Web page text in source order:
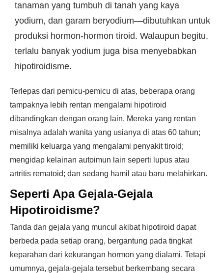
tanaman yang tumbuh di tanah yang kaya
yodium, dan garam beryodium—dibutuhkan untuk
produksi hormon-hormon tiroid. Walaupun begitu,
terlalu banyak yodium juga bisa menyebabkan
hipotiroidisme.
Terlepas dari pemicu-pemicu di atas, beberapa orang
tampaknya lebih rentan mengalami hipotiroid
dibandingkan dengan orang lain. Mereka yang rentan
misalnya adalah wanita yang usianya di atas 60 tahun;
memiliki keluarga yang mengalami penyakit tiroid;
mengidap kelainan autoimun lain seperti lupus atau
artritis rematoid; dan sedang hamil atau baru melahirkan.
Seperti Apa Gejala-Gejala
Hipotiroidisme?
Tanda dan gejala yang muncul akibat hipotiroid dapat
berbeda pada setiap orang, bergantung pada tingkat
keparahan dari kekurangan hormon yang dialami. Tetapi
umumnya, gejala-gejala tersebut berkembang secara